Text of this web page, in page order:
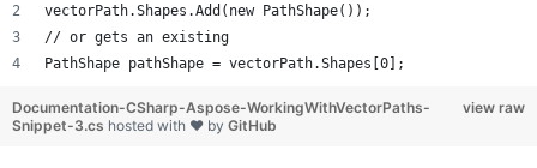
vectorPath.Shapes.Add(new PathShape());
// or gets an existing
PathShape pathShape = vectorPath.Shapes[0];
view raw
Documentation-CSharp-Aspose-WorkingWithVectorPaths-
Snippet-3.cs hosted with ❤ by GitHub